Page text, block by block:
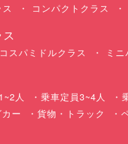
コンパクトクラス
コスパミドルクラス ミ
人 乗車定員3~4人
ー 貨物・トラック